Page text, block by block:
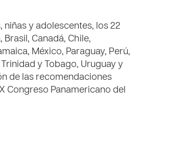
niñas y adolescentes, los 22
Canadá, Chile,
México, Paraguay, Perú,
y Tobago, Uruguay y
de las recomendaciones
Congreso Panamericano del